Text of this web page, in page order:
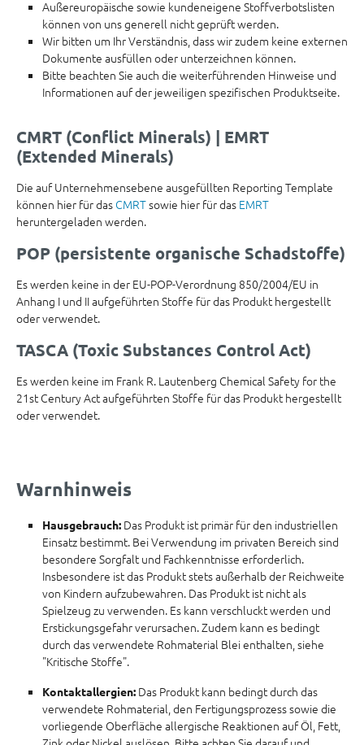
Außereuropäische sowie kundeneigene Stoffverbotslisten
können von uns generell nicht geprüft werden.
Wir bitten um Ihr Verständnis, dass wir zudem keine externen
Dokumente ausfüllen oder unterzeichnen können.
Bitte beachten Sie auch die weiterführenden Hinweise und
Informationen auf der jeweiligen spezifischen Produktseite.
CMRT (Conflict Minerals) | EMRT
(Extended Minerals)
Die auf Unternehmensebene ausgefüllten Reporting Template
können hier für das CMRTsowie hier für das EMRT
heruntergeladen werden.
POP (persistente organische Schadstoffe)
Es werden keine in der EU-POP-Verordnung 850/2004/EU in
Anhang I und II aufgeführten Stoffe für das Produkt hergestellt
oder verwendet.
TASCA (Toxic Substances Control Act)
Es werden keine im Frank R. Lautenberg Chemical Safety for the
21st Century Act aufgeführten Stoffe für das Produkt hergestellt
oder verwendet.
Warnhinweis
Hausgebrauch: Das Produkt ist primär für den industriellen
Einsatz bestimmt. Bei Verwendung im privaten Bereich sind
besondere Sorgfalt und Fachkenntnisse erforderlich.
Insbesondere ist das Produkt stets außerhalb der Reichweite
von Kindern aufzubewahren. Das Produkt ist nicht als
Spielzeug zu verwenden. Es kann verschluckt werden und
Erstickungsgefahr verursachen. Zudem kann es bedingt
durch das verwendete Rohmaterial Blei enthalten, siehe
"Kritische Stoffe".
Kontaktallergien: Das Produkt kann bedingt durch das
verwendete Rohmaterial, den Fertigungsprozess sowie die
vorliegende Oberfläche allergische Reaktionen auf Öl, Fett,